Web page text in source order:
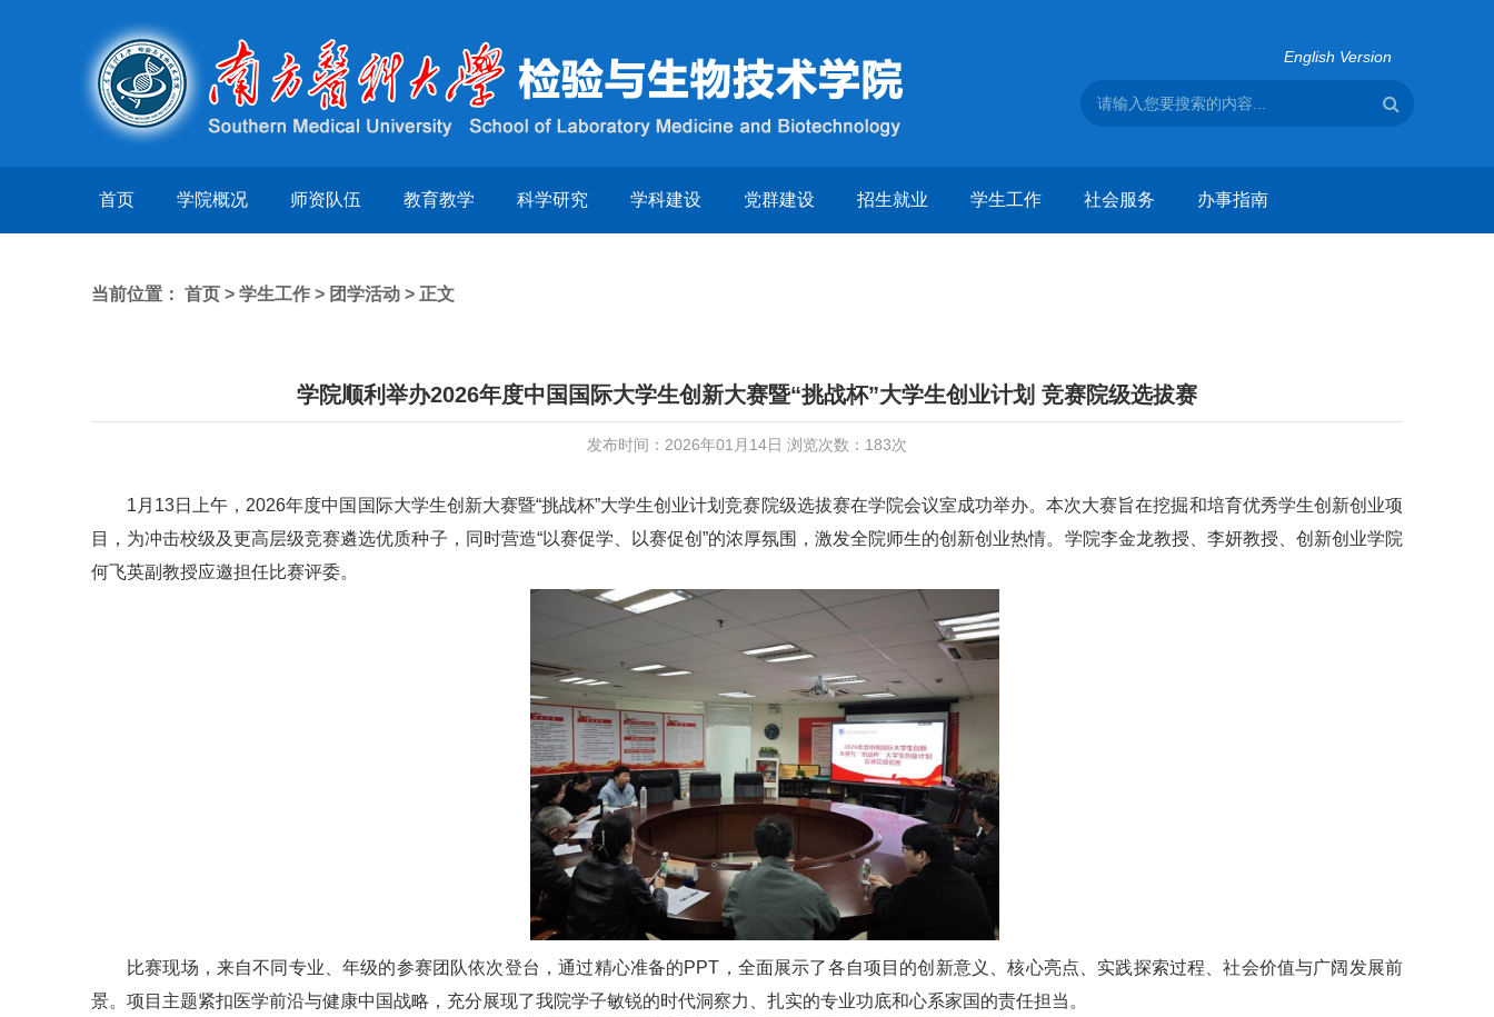
English Version
首页 学院概况 师资队伍 教育教学 科学研究 学科建设 党群建设 招生就业 学生工作 社会服务 办事指南
当前位置： 首页 > 学生工作 > 团学活动 > 正文
学院顺利举办2026年度中国国际大学生创新大赛暨“挑战杯”大学生创业计划 竞赛院级选拔赛
发布时间：2026年01月14日 浏览次数： 183次
1月13日上午，2026年度中国国际大学生创新大赛暨“挑战杯”大学生创业计划竞赛院级选拔赛在学院会议室成功举办。本次大赛旨在挖掘和培育优秀学生创新创业项
目，为冲击校级及更高层级竞赛遴选优质种子，同时营造“以赛促学、以赛促创”的浓厚氛围，激发全院师生的创新创业热情。学院李金龙教授、李妍教授、创新创业学院
何飞英副教授应邀担任比赛评委。
比赛现场，来自不同专业、年级的参赛团队依次登台，通过精心准备的PPT，全面展示了各自项目的创新意义、核心亮点、实践探索过程、社会价值与广阔发展前
景。项目主题紧扣医学前沿与健康中国战略，充分展现了我院学子敏锐的时代洞察力、扎实的专业功底和心系家国的责任担当。